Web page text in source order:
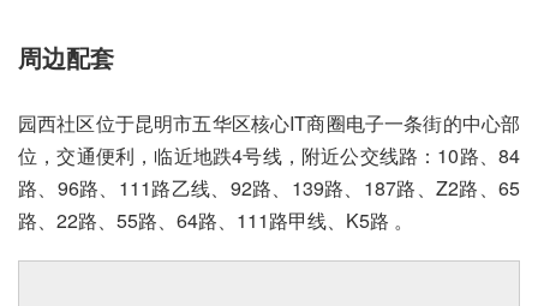
周边配套
园西社区位于昆明市五华区核心IT商圈电子一条街的中心部
位，交通便利，临近地跌4号线，附近公交线路：10路、84
路、96路、111路乙线、92路、139路、187路、Z2路、65
路、22路、55路、64路、111路甲线、K5路 。